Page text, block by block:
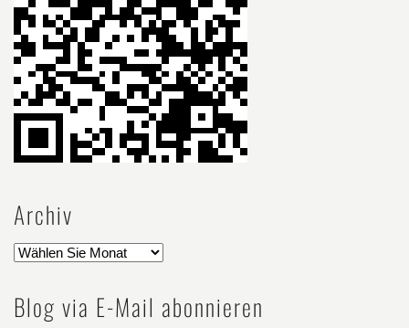
Archiv
Blog via E-Mail abonnieren